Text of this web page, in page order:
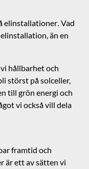
elinstallationer. Vad
än en
hållbarhet och
störst på solceller,
till grön energi och
vi också vill dela
framtid och
är ett av sätten vi